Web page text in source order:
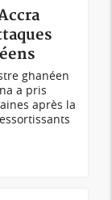
ghanéen
a pris
après la